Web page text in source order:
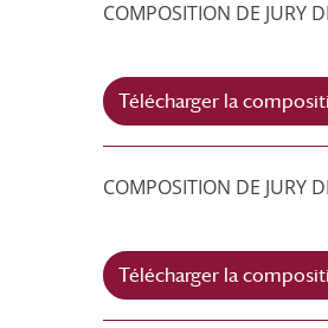
COMPOSITION DE JURY
Télécharger la
COMPOSITION DE JURY
Télécharger la